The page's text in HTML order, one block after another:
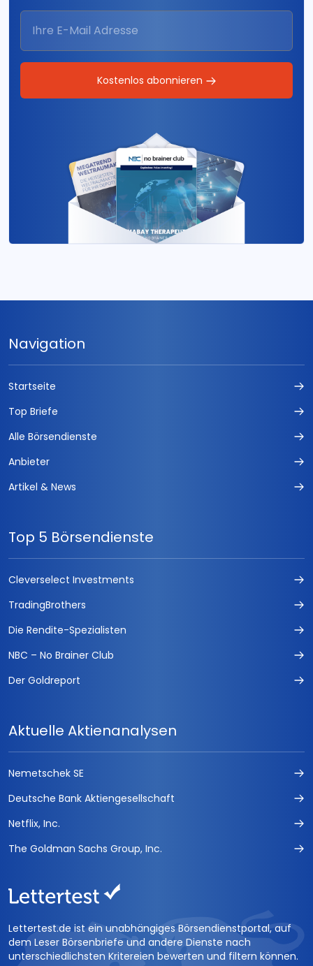
Kostenlos abonnieren
Navigation
Startseite
Top Briefe
Alle Börsendienste
Anbieter
Artikel & News
Top 5 Börsendienste
Cleverselect Investments
TradingBrothers
Die Rendite-Spezialisten
NBC – No Brainer Club
Der Goldreport
Aktuelle Aktienanalysen
Nemetschek SE
Deutsche Bank Aktiengesellschaft
Netflix, Inc.
The Goldman Sachs Group, Inc.
Lettertest.de ist ein unabhängiges Börsendienstportal, auf
dem Leser Börsenbriefe und andere Dienste nach
unterschiedlichsten Kritereien bewerten und filtern können.